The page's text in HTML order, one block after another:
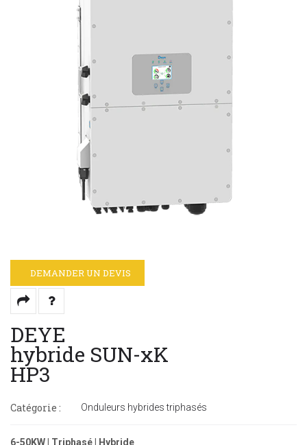
DEMANDER UN DEVIS
DEYE
hybride SUN-xK
HP3
Catégorie : Onduleurs hybrides triphasés
6-50KW | Triphasé | Hybride